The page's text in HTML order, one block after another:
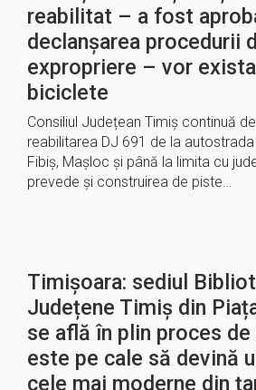
reabilitat – a fost
declanșarea procedurii
expropriere – vor
biciclete
Consiliul Județean Timiș continuă
reabilitarea DJ 691 de la autostrada
Fibiș, Mașloc și până la limita cu
prevede și construirea de piste…
Timișoara: sediul
Județene Timiș din
se află în plin proces
este pe cale să devină
cele mai moderne din